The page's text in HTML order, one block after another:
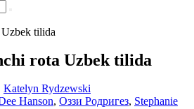
rota Uzbek tilida
Katelyn Rydzewski
Hanson, Оззи Родригез, Stephanie